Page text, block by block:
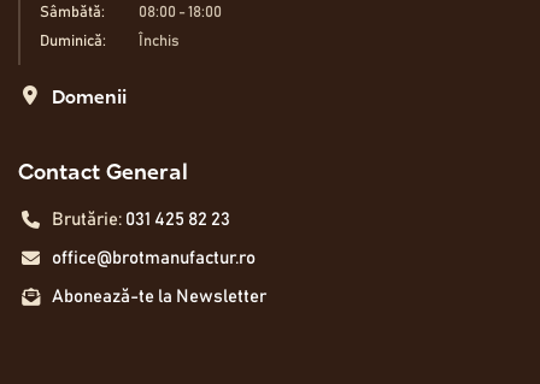
Sâmbătă:
08:00 - 18:00
Duminică:
Închis
Domenii
Contact General
Brutărie: 031 425 82 23
office@brotmanufactur.ro
Abonează-te la Newsletter